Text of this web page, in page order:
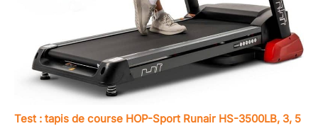
Test : tapis de course HOP-Sport Runair HS-3500LB, 3, 5